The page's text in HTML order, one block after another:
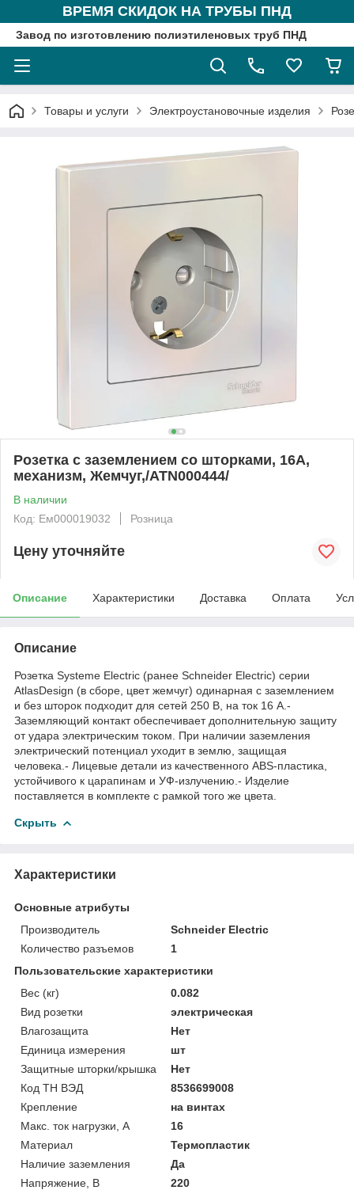
ВРЕМЯ СКИДОК НА ТРУБЫ ПНД
Завод по изготовлению полиэтиленовых труб ПНД
Товары и услуги Электроустановочные изделия
Розетка с заземлением со шторками, 16А,
механизм, Жемчуг,/ATN000444/
В наличии
Код: Ем000019032
Розница
Цену уточняйте
Описание Характеристики Доставка Оплата
Описание
Розетка Systeme Electric (ранее Schneider Electric) серии
AtlasDesign (в сборе, цвет жемчуг) одинарная с заземлением
и без шторок подходит для сетей 250 В, на ток 16 А.-
Заземляющий контакт обеспечивает дополнительную защиту
от удара электрическим током. При наличии заземления
электрический потенциал уходит в землю, защищая
человека.- Лицевые детали из качественного ABS-пластика,
устойчивого к царапинам и УФ-излучению.- Изделие
поставляется в комплекте с рамкой того же цвета.
Скрыть
Характеристики
Основные атрибуты
Производитель
Schneider Electric
Количество разъемов
1
Пользовательские характеристики
Вес (кг)
0.082
Вид розетки
электрическая
Влагозащита
Нет
Единица измерения
шт
Защитные шторки/крышка
Нет
Код ТН ВЭД
8536699008
Крепление
на винтах
Макс. ток нагрузки, А
16
Материал
Термопластик
Наличие заземления
Да
Напряжение, В
220